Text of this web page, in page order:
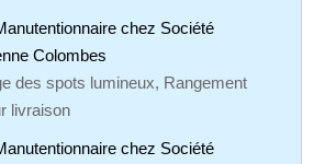
chez Société
Colombes
des spots lumineux, Rangement
livraison
chez Société